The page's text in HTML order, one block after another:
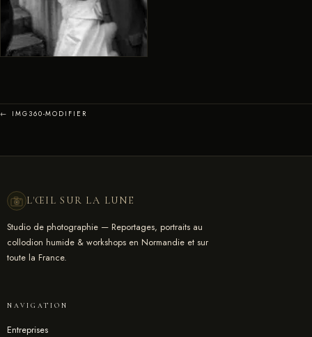
← IMG360-MODIFIER
L'ŒIL SUR LA LUNE
Studio de photographie — Reportages, portraits au
collodion humide & workshops en Normandie et sur
toute la France.
NAVIGATION
Entreprises